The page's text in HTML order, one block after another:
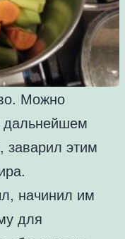
Можно
дальнейшем
заварил этим
начинил им
для